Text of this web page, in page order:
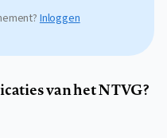
Inloggen
van het NTVG?